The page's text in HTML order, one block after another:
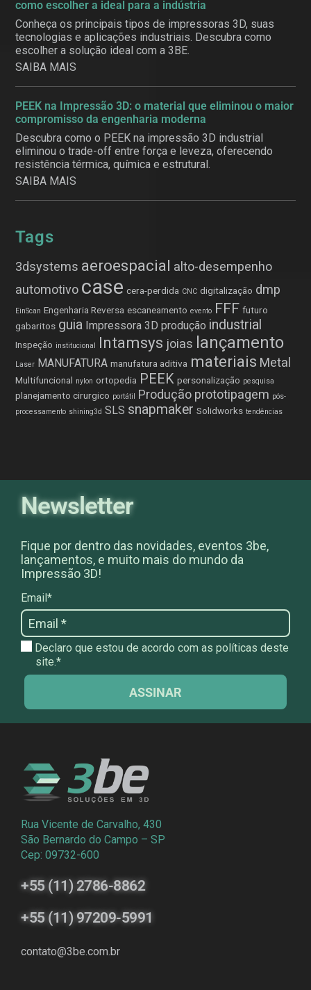
como escolher a ideal para a indústria
Conheça os principais tipos de impressoras 3D, suas
tecnologias e aplicações industriais. Descubra como
escolher a solução ideal com a 3BE.
SAIBA MAIS
PEEK na Impressão 3D: o material que eliminou o maior
compromisso da engenharia moderna
Descubra como o PEEK na impressão 3D industrial
eliminou o trade-off entre força e leveza, oferecendo
resistência térmica, química e estrutural.
SAIBA MAIS
Tags
3dsystems aeroespacial alto-desempenho
automotivo case cera-perdida CNC digitalização dmp
EinScan Engenharia Reversa escaneamento evento FFF futuro
gabaritos guia Impressora 3D produção industrial
Inspeção institucional Intamsys joias lançamento
Laser MANUFATURA manufatura aditiva materiais Metal
Multifuncional nylon ortopedia PEEK personalização pesquisa
planejamento cirurgico portátil Produção prototipagem pós-
processamento shining3d SLS snapmaker Solidworks tendências
Newsletter
Fique por dentro das novidades, eventos 3be,
lançamentos, e muito mais do mundo da
Impressão 3D!
Email*
Declaro que estou de acordo com as políticas deste
site.*
ASSINAR
Rua Vicente de Carvalho, 430
São Bernardo do Campo – SP
Cep: 09732-600
+55 (11) 2786-8862
+55 (11) 97209-5991
contato@3be.com.br